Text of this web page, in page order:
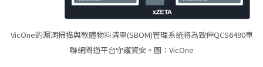
VicOne的漏洞掃描與軟體物料清單(SBOM)管理系統將為致伸QCS6490車
聯網閘道平台守護資安。圖：VicOne